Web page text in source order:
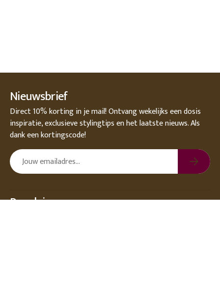
Nieuwsbrief
Direct 10% korting in je mail! Ontvang wekelijks een dosis
inspiratie, exclusieve stylingtips en het laatste nieuws. Als
dank een kortingscode!
Populair